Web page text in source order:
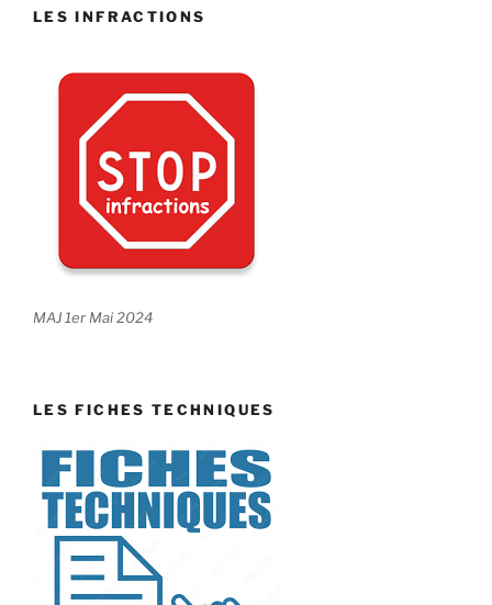
LES INFRACTIONS
MAJ 1er Mai 2024
LES FICHES TECHNIQUES